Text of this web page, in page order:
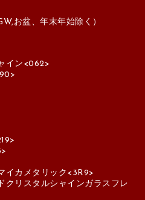
お盆、年末年始除く）
イン<062>
カメタリック<3R9>
リスタルシャインガラスフレ